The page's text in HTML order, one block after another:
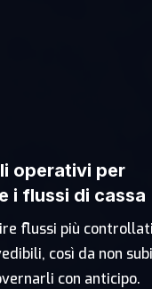
operativi per
i flussi di cassa
flussi più
così da non
con anticipo.